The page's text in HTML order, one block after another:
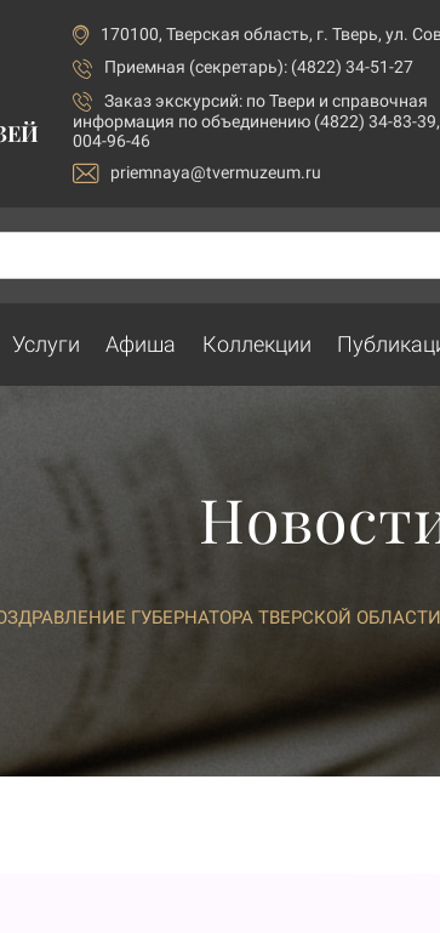
170100, Тверская область, г. Тверь, ул.
Приемная (секретарь): (4822) 34-51-27
Заказ экскурсий: по Твери и справочная
информация по объединению (4822) 34-83-
004-96-46
priemnaya@tvermuzeum.ru
Услуги Афиша Коллекции
ГУБЕРНАТОРА ТВЕРСКОЙ